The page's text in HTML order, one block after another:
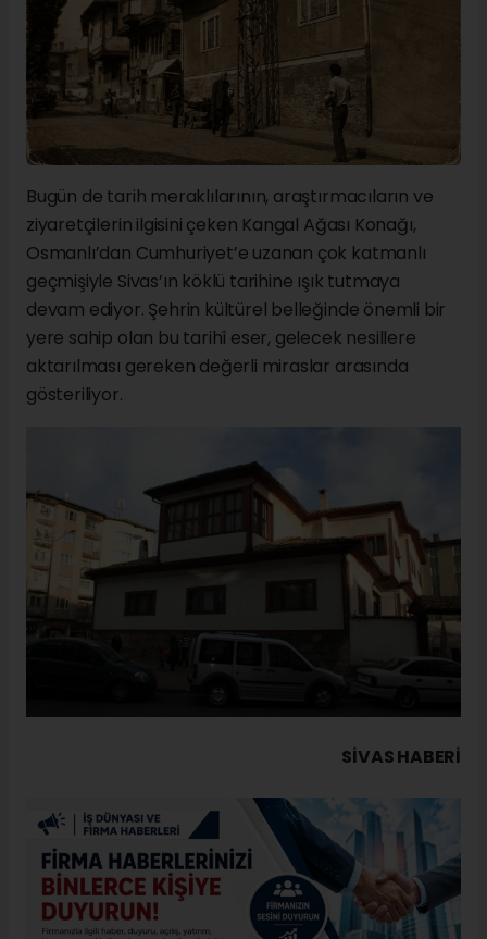
Bugün de tarih meraklılarının, araştırmacıların ve
ziyaretçilerin ilgisini çeken Kangal Ağası Konağı,
Osmanlı’dan Cumhuriyet’e uzanan çok katmanlı
geçmişiyle Sivas’ın köklü tarihine ışık tutmaya
devam ediyor. Şehrin kültürel belleğinde önemli bir
yere sahip olan bu tarihî eser, gelecek nesillere
aktarılması gereken değerli miraslar arasında
gösteriliyor.
SIVAS HABERİ